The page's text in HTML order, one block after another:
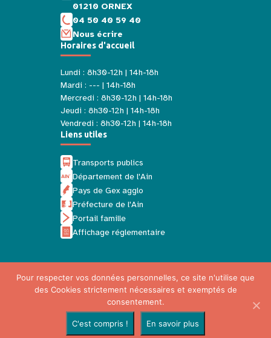
01210 ORNEX
04 50 40 59 40
Nous écrire
Horaires d'accueil
Lundi : 8h30-12h | 14h-18h
Mardi : --- | 14h-18h
Mercredi : 8h30-12h | 14h-18h
Jeudi : 8h30-12h | 14h-18h
Vendredi : 8h30-12h | 14h-18h
Liens utiles
Transports publics
Département de l'Ain
Pays de Gex agglo
Préfecture de l'Ain
Portail famille
Affichage réglementaire
Mentions légales
Politique de confidentialité
Plan du site
Pour respecter vos données personnelles, ce site n'utilise que
des Cookies strictement nécessaires et exemptés de
consentement.
C'est compris ! En savoir plus